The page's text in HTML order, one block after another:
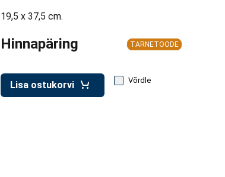
19,5 x 37,5 cm.
Hinnapäring TARNETOODE
Lisa ostukorvi Võrdle